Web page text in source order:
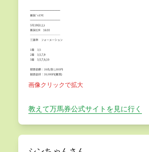
画像クリックで拡大
教えて万馬券公式サイトを見に行く